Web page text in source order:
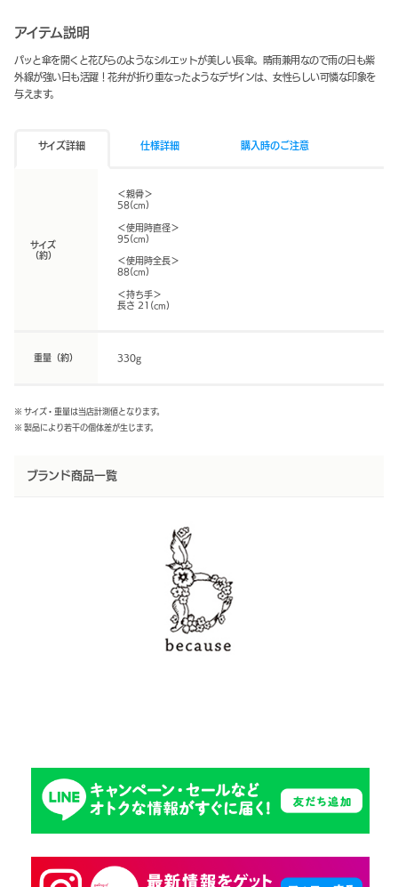
アイテム説明
パッと傘を開くと花びらのようなシルエットが美しい長傘。晴雨兼用なので雨の日も紫
外線が強い日も活躍！花弁が折り重なったようなデザインは、女性らしい可憐な印象を
与えます。
サイズ詳細 仕様詳細 購入時のご注意
サイズ
（約）
＜親骨＞
58(cm)
＜使用時直径＞
95(cm)
＜使用時全長＞
88(cm)
＜持ち手＞
長さ 21(cm)
重量（約） 330g
※ サイズ・重量は当店計測値となります。
※ 製品により若干の個体差が生じます。
ブランド商品一覧